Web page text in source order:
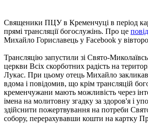
Священики ПЦУ в Кременчуці в період
прямі трансляції богослужінь. Про це
Михайло Гориславець у Facebook у
Трансляцію запустили зі Свято-
церкви Всіх скорботних радість на
Лукас. При цьому отець Михайло
вдома і повідомив, що крім трансляцій
кременчужани мають можливість через
імена на молитовну згадку за здоров'я і
здійснити пожертвування на потреби
собору, перерахувавши кошти на картку